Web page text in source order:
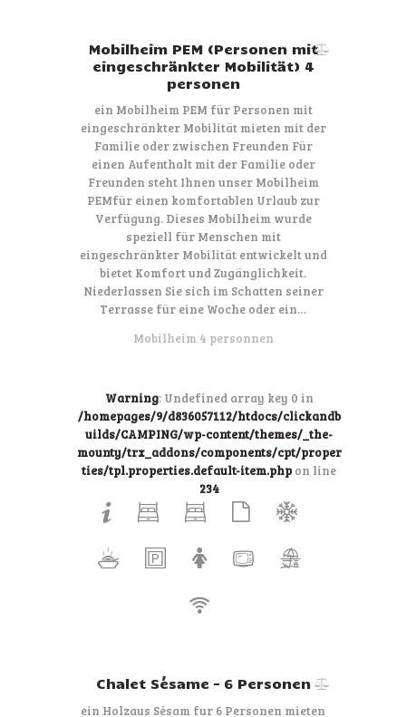
Mobilheim PEM (Personen mit
eingeschränkter Mobilität) 4
personen
ein Mobilheim PEM für Personen mit
eingeschränkter Mobilität mieten mit der
Familie oder zwischen Freunden Für
einen Aufenthalt mit der Familie oder
Freunden steht Ihnen unser Mobilheim
PEMfür einen komfortablen Urlaub zur
Verfügung. Dieses Mobilheim wurde
speziell für Menschen mit
eingeschränkter Mobilität entwickelt und
bietet Komfort und Zugänglichkeit.
Niederlassen Sie sich im Schatten seiner
Terrasse für eine Woche oder ein…
Mobilheim 4 personnen
Warning: Undefined array key 0 in
/homepages/9/d836057112/htdocs/clickandb
uilds/CAMPING/wp-content/themes/_the-
mounty/trx_addons/components/cpt/proper
ties/tpl.properties.default-item.php on line
234
Chalet Sésame – 6 Personen
ein Holzaus Sésam fur 6 Personen mieten